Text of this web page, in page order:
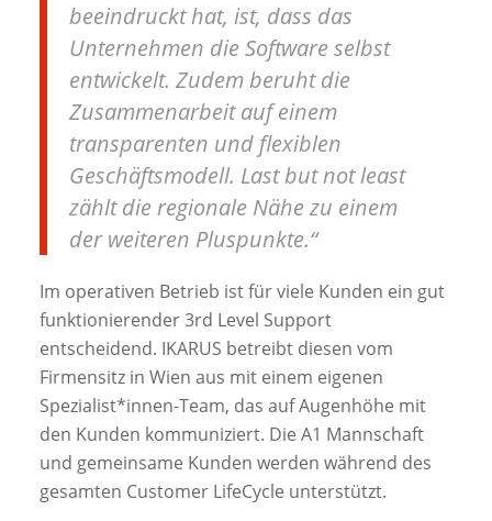
beeindruckt hat, ist, dass das
Unternehmen die Software selbst
entwickelt. Zudem beruht die
Zusammenarbeit auf einem
transparenten und flexiblen
Geschäftsmodell. Last but not least
zählt die regionale Nähe zu einem
der weiteren Pluspunkte.“
Im operativen Betrieb ist für viele Kunden ein gut
funktionierender 3rd Level Support
entscheidend. IKARUS betreibt diesen vom
Firmensitz in Wien aus mit einem eigenen
Spezialist*innen-Team, das auf Augenhöhe mit
den Kunden kommuniziert. Die A1 Mannschaft
und gemeinsame Kunden werden während des
gesamten Customer LifeCycle unterstützt.